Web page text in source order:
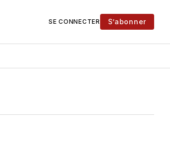
SE CONNECTER S’abonner